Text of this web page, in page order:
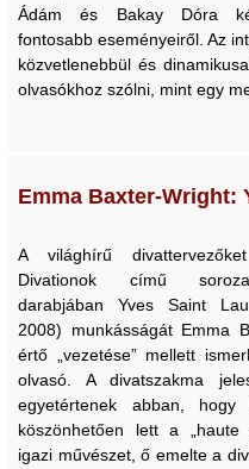
Ádám és Bakay Dóra
fontosabb eseményeiről. Az
közvetlenebbül és
olvasókhoz szólni, mint egy
Emma Baxter-Wright:
A világhírű
Divationok című
darabjában Yves Saint
2008) munkásságát Emma
értő „vezetése” mellett
olvasó. A divatszakma
egyetértenek abban, hogy
köszönhetően lett a „haute
igazi művészet, ő emelte a